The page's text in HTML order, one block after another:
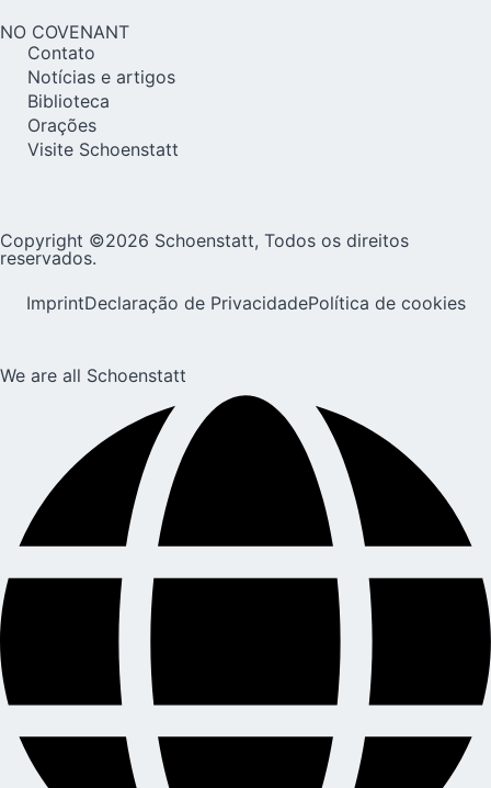
NO COVENANT
Contato
Notícias e artigos
Biblioteca
Orações
Visite Schoenstatt
Copyright ©2026 Schoenstatt, Todos os direitos
reservados.
ImprintDeclaração de PrivacidadePolítica de cookies
We are all Schoenstatt